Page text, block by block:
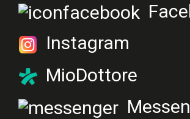
Instagram
MioDottore